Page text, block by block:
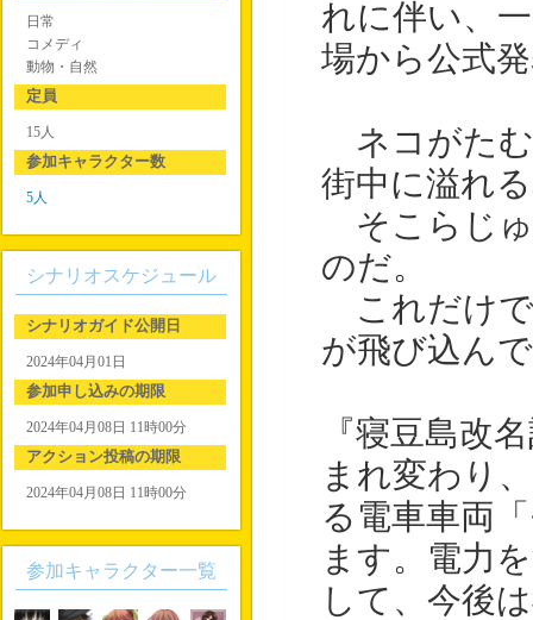
れに伴い、
場から公式
ネコがたむ
街中に溢れ
そこらじゅ
のだ。
これだけで
が飛び込ん
『寝豆島改
まれ変わり
る電車車両
ます。電力
して、今後
日常
コメディ
動物・自然
定員
15人
参加キャラクター数
5人
シナリオスケジュール
シナリオガイド公開日
2024年04月01日
参加申し込みの期限
2024年04月08日 11時00分
アクション投稿の期限
2024年04月08日 11時00分
参加キャラクター一覧